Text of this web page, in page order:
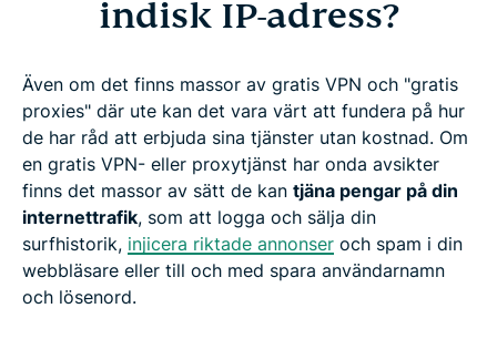
indisk IP-adress?
Även om det finns massor av gratis VPN och "gratis
proxies" där ute kan det vara värt att fundera på hur
de har råd att erbjuda sina tjänster utan kostnad. Om
en gratis VPN- eller proxytjänst har onda avsikter
finns det massor av sätt de kan tjäna pengar på din
internettrafik, som att logga och sälja din
surfhistorik, injicera riktade annonser och spam i din
webbläsare eller till och med spara användarnamn
och lösenord.